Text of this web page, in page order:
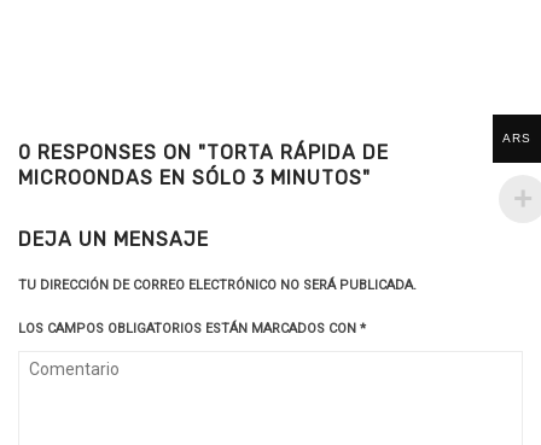
0 RESPONSES ON "TORTA RÁPIDA DE
MICROONDAS EN SÓLO 3 MINUTOS"
DEJA UN MENSAJE
TU DIRECCIÓN DE CORREO ELECTRÓNICO NO SERÁ PUBLICADA.
LOS CAMPOS OBLIGATORIOS ESTÁN MARCADOS CON *
ARS